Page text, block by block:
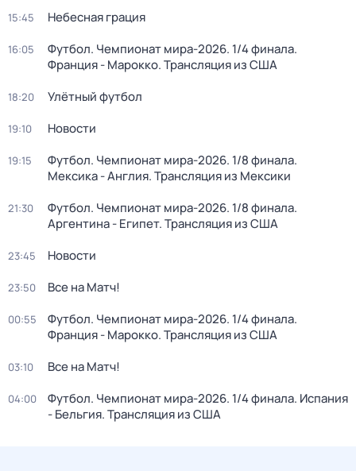
15:45 Небесная грация
16:05
Футбол. Чемпионат мира-2026. 1/4 финала.
Франция - Марокко. Трансляция из США
18:20 Улётный футбол
19:10 Новости
19:15
Футбол. Чемпионат мира-2026. 1/8 финала.
Мексика - Англия. Трансляция из Мексики
21:30
Футбол. Чемпионат мира-2026. 1/8 финала.
Аргентина - Египет. Трансляция из США
23:45 Новости
23:50 Все на Матч!
00:55
Футбол. Чемпионат мира-2026. 1/4 финала.
Франция - Марокко. Трансляция из США
03:10 Все на Матч!
04:00
Футбол. Чемпионат мира-2026. 1/4 финала. Испания
- Бельгия. Трансляция из США